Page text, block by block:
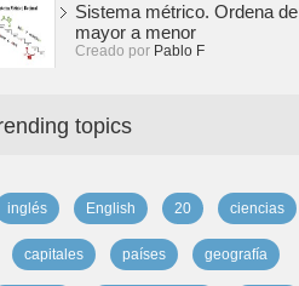
Sistema métrico. Ordena de
mayor a menor
Creado por Pablo F
topics
inglés English 20 ciencias
capitales países geografía